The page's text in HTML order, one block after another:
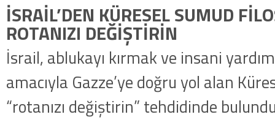
İSRAİL’DEN KÜRESEL SUMUD
ROTANIZI DEĞİŞTİRİN
İsrail, ablukayı kırmak ve insani
amacıyla Gazze’ye doğru yol alan
“rotanızı değiştirin” tehdidinde